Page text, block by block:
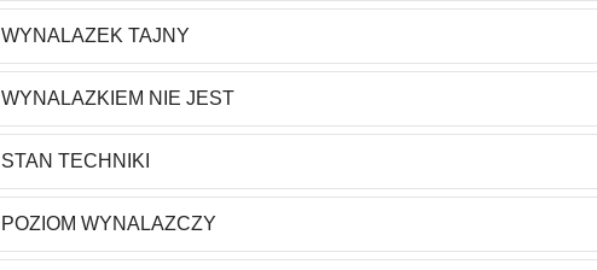
WYNALAZEK TAJNY
WYNALAZKIEM NIE JEST
STAN TECHNIKI
POZIOM WYNALAZCZY